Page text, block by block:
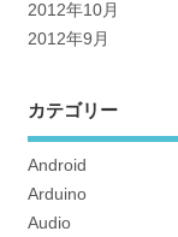
2012年10月
2012年9月
カテゴリー
Android
Arduino
Audio